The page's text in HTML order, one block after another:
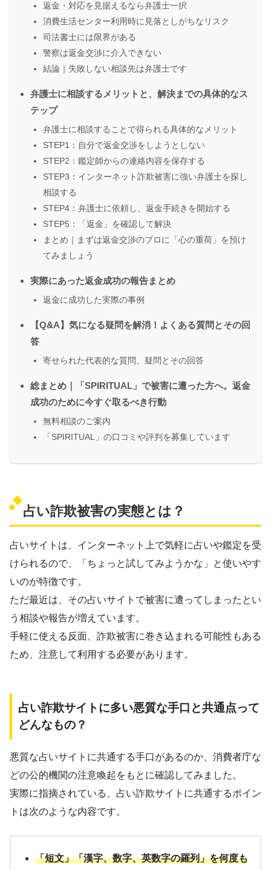
返金・対応を見据えるなら弁護士一択
消費生活センター利用時に見落としがちなリスク
司法書士には限界がある
警察は返金交渉に介入できない
結論｜失敗しない相談先は弁護士です
弁護士に相談するメリットと、解決までの具体的なス
テップ
弁護士に相談することで得られる具体的なメリット
STEP1：自分で返金交渉をしようとしない
STEP2：鑑定師からの連絡内容を保存する
STEP3：インターネット詐欺被害に強い弁護士を探し
相談する
STEP4：弁護士に依頼し、返金手続きを開始する
STEP5：「返金」を確認して解決
まとめ｜まずは返金交渉のプロに「心の重荷」を預け
てみましょう
実際にあった返金成功の報告まとめ
返金に成功した実際の事例
【Q&A】気になる疑問を解消！よくある質問とその回
答
寄せられた代表的な質問、疑問とその回答
総まとめ｜「SPIRITUAL」で被害に遭った方へ。返金
成功のために今すぐ取るべき行動
無料相談のご案内
「SPIRITUAL」の口コミや評判を募集しています
占い詐欺被害の実態とは？
占いサイトは、インターネット上で気軽に占いや鑑定を受
けられるので、「ちょっと試してみようかな」と使いやす
いのが特徴です。
ただ最近は、その占いサイトで被害に遭ってしまったとい
う相談や報告が増えています。
手軽に使える反面、詐欺被害に巻き込まれる可能性もある
ため、注意して利用する必要があります。
占い詐欺サイトに多い悪質な手口と共通点って
どんなもの？
悪質な占いサイトに共通する手口があるのか、消費者庁な
どの公的機関の注意喚起をもとに確認してみました。
実際に指摘されている、占い詐欺サイトに共通するポイン
トは次のような内容です。
「短文」「漢字、数字、英数字の羅列」を何度も